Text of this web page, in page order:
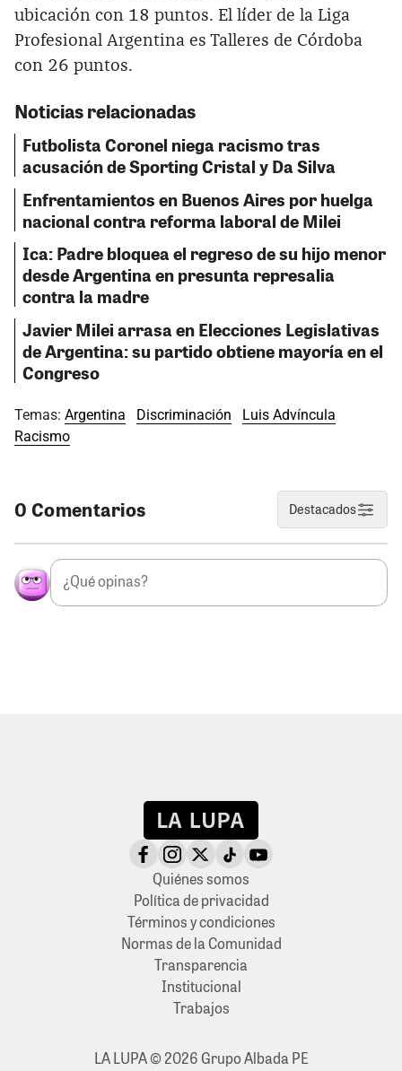
ubicación con 18 puntos. El líder de la Liga
Profesional Argentina es Talleres de Córdoba
con 26 puntos.
Noticias relacionadas
Futbolista Coronel niega racismo tras
acusación de Sporting Cristal y Da Silva
Enfrentamientos en Buenos Aires por huelga
nacional contra reforma laboral de Milei
Ica: Padre bloquea el regreso de su hijo menor
desde Argentina en presunta represalia
contra la madre
Javier Milei arrasa en Elecciones Legislativas
de Argentina: su partido obtiene mayoría en el
Congreso
Temas: Argentina Discriminación
Luis Advíncula
Racismo
0 Comentarios Destacados
Quiénes somos
Política de privacidad
Términos y condiciones
Normas de la Comunidad
Transparencia
Institucional
Trabajos
LA LUPA © 2026 Grupo Albada PE